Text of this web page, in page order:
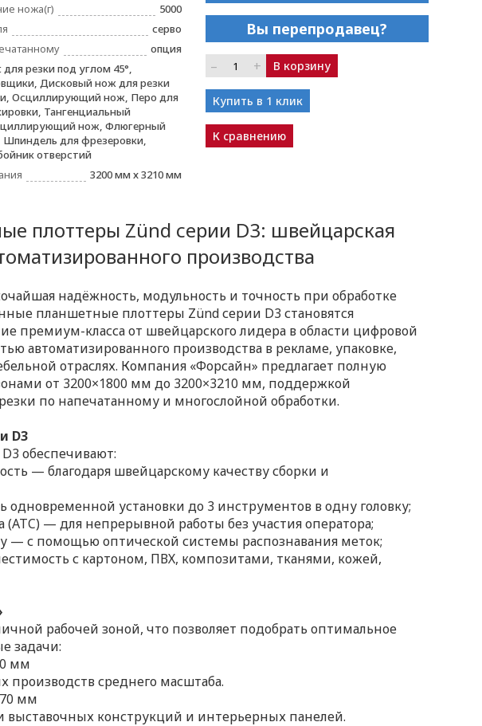
ножа(г)
5000
серво
опция
для резки под углом 45°,
Дисковый нож для резки
Осциллирующий нож, Перо для
Тангенциальный
нож, Флюгерный
для фрезеровки,
отверстий
3200 мм х 3210 мм
Вы перепродавец?
– + В корзину
Купить в 1 клик
К сравнению
плоттеры Zünd серии D3: швейцарская
производства
надёжность, модульность и точность при обработке
планшетные плоттеры Zünd серии D3 становятся
премиум-класса от швейцарского лидера в области цифровой
автоматизированного производства в рекламе, упаковке,
отраслях. Компания «Форсайн» предлагает полную
от 3200×1800 мм до 3200×3210 мм, поддержкой
по напечатанному и многослойной обработки.
D3
обеспечивают:
— благодаря швейцарскому качеству сборки и
установки до 3 инструментов в одну головку;
— для непрерывной работы без участия оператора;
— с помощью оптической системы распознавания меток;
с картоном, ПВХ, композитами, тканями, кожей,
рабочей зоной, что позволяет подобрать оптимальное
задачи:
мм
среднего масштаба.
мм
конструкций и интерьерных панелей.